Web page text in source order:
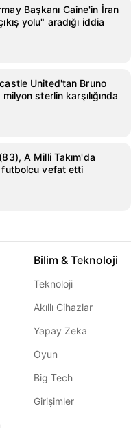
Başkanı Caine'in İran
yolu" aradığı iddia
United'tan Bruno
sterlin karşılığında
A Milli Takım'da
vefat etti
Bilim & Teknoloji
Teknoloji
Akıllı Cihazlar
Yapay Zeka
Oyun
Big Tech
Girişimler